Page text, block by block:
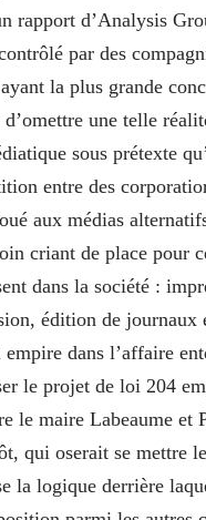
rapport d’Analysis
par des
la plus grande
une telle
sous prétexte
entre des
aux médias
criant de place pour
dans la société :
édition de journaux
dans l’affaire
le projet de loi 204
le maire Labeaume
qui oserait se mettre
la logique derrière